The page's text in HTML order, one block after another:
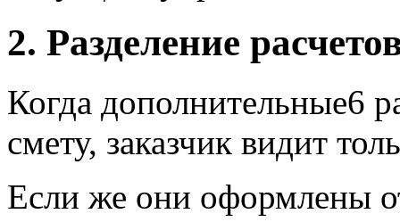
2. Разделение
Когда дополнительные6
смету, заказчик видит
Если же они оформлены